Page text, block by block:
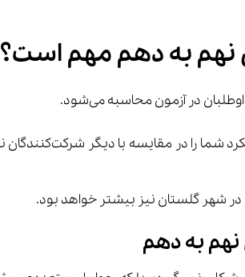
نهم به دهم مهم است؟
در شهر گلستان نیز بیشتر خواهد بود.
نهم به دهم